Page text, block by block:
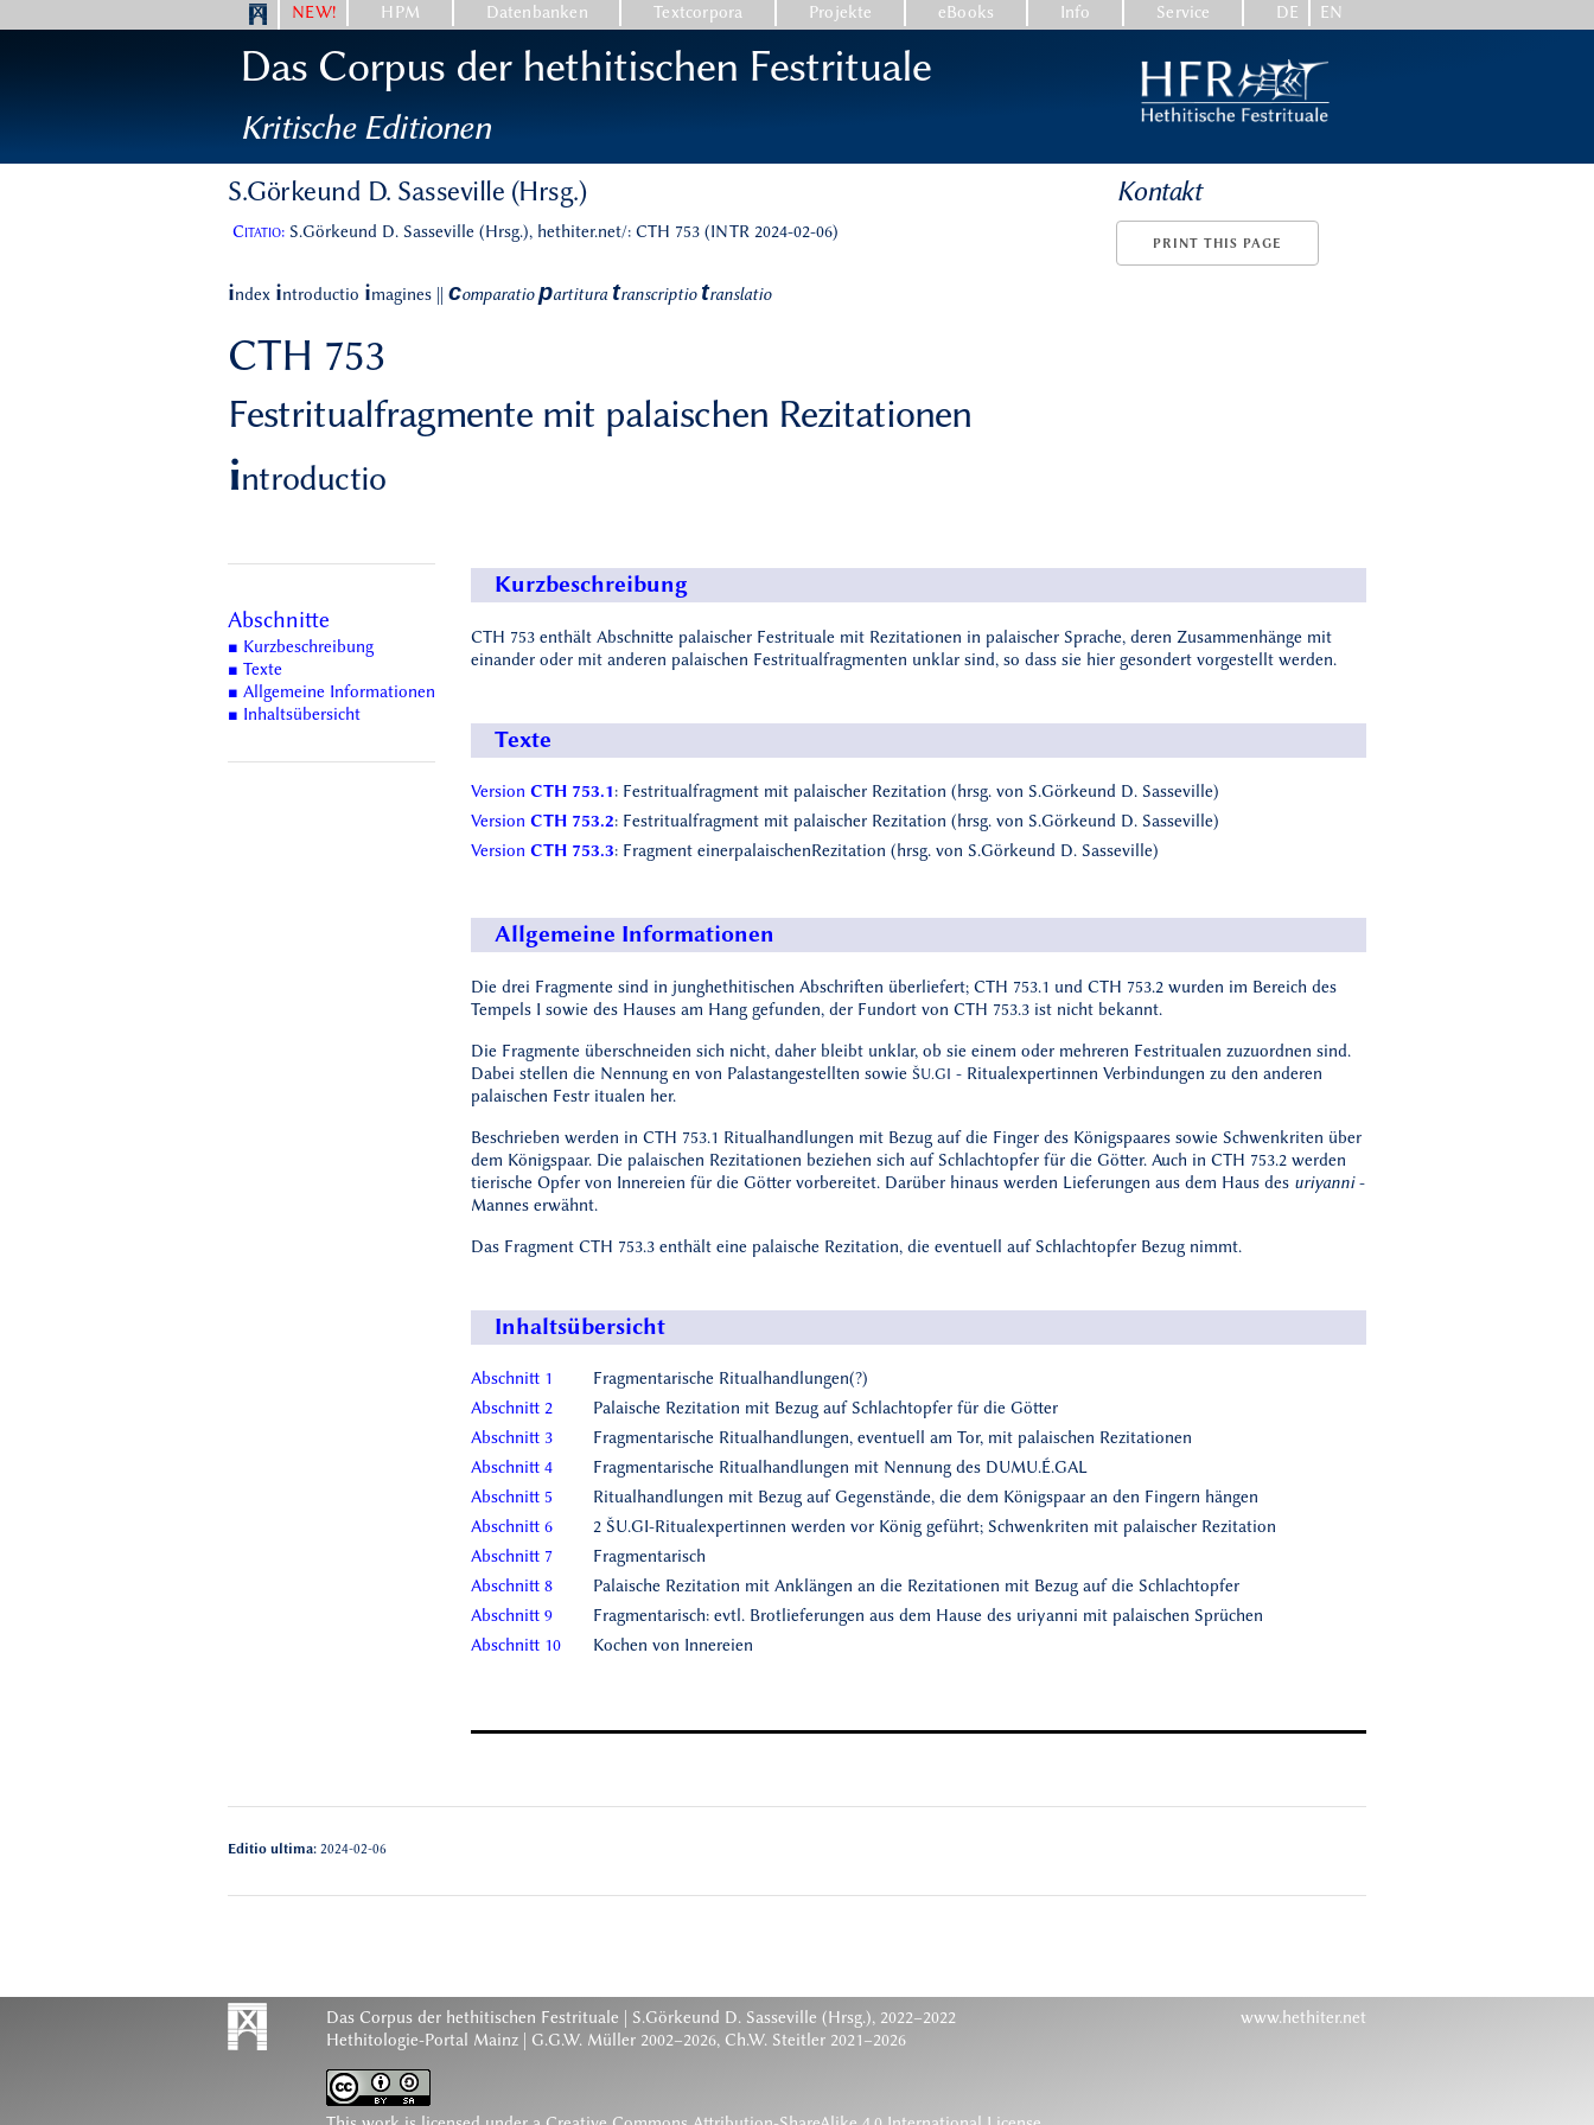
NEW! HPM Datenbanken Textcorpora Projekte eBooks Info Service DE EN
Das Corpus der hethitischen Festrituale
Kritische Editionen
S.Görkeund D. Sasseville (Hrsg.) Kontakt
Citatio: S.Görkeund D. Sasseville (Hrsg.), hethiter.net/: CTH 753 (INTR 2024-02-06)
PRINT THIS PAGE
index introductio imagines comparatiopartitura transcriptio translatio
CTH 753
Festritualfragmente mit palaischen Rezitationen
introductio
Abschnitte
■ Kurzbeschreibung
■ Texte
■ Allgemeine Informationen
■ Inhaltsübersicht
Kurzbeschreibung
CTH 753 enthält Abschnitte palaischer Festrituale mit Rezitationen in palaischer Sprache, deren Zusammenhänge mit
einander oder mit anderen palaischen Festritualfragmenten unklar sind, so dass sie hier gesondert vorgestellt werden.
Texte
Version CTH 753.1: Festritualfragment mit palaischer Rezitation (hrsg. von S.Görkeund D. Sasseville)
Version CTH 753.2: Festritualfragment mit palaischer Rezitation (hrsg. von S.Görkeund D. Sasseville)
Version CTH 753.3: Fragment einerpalaischenRezitation (hrsg. von S.Görkeund D. Sasseville)
Allgemeine Informationen
Die drei Fragmente sind in junghethitischen Abschriften überliefert; CTH 753.1 und CTH 753.2 wurden im Bereich des
Tempels I sowie des Hauses am Hang gefunden, der Fundort von CTH 753.3 ist nicht bekannt.
Die Fragmente überschneiden sich nicht, daher bleibt unklar, ob sie einem oder mehreren Festritualen zuzuordnen sind.
Dabei stellen die Nennung en von Palastangestellten sowie ŠU.GI - Ritualexpertinnen Verbindungen zu den anderen
palaischen Festr itualen her.
Beschrieben werden in CTH 753.1 Ritualhandlungen mit Bezug auf die Finger des Königspaares sowie Schwenkriten über
dem Königspaar. Die palaischen Rezitationen beziehen sich auf Schlachtopfer für die Götter. Auch in CTH 753.2 werden
tierische Opfer von Innereien für die Götter vorbereitet. Darüber hinaus werden Lieferungen aus dem Haus des uriyanni-
Mannes erwähnt.
Das Fragment CTH 753.3 enthält eine palaische Rezitation, die eventuell auf Schlachtopfer Bezug nimmt.
Inhaltsübersicht
Abschnitt 1
Fragmentarische Ritualhandlungen(?)
Abschnitt 2
Palaische Rezitation mit Bezug auf Schlachtopfer für die Götter
Abschnitt 3
Fragmentarische Ritualhandlungen, eventuell am Tor, mit palaischen Rezitationen
Abschnitt 4
Fragmentarische Ritualhandlungen mit Nennung des DUMU.É.GAL
Abschnitt 5
Ritualhandlungen mit Bezug auf Gegenstände, die dem Königspaar an den Fingern hängen
Abschnitt 6
2 ŠU.GI-Ritualexpertinnen werden vor König geführt; Schwenkriten mit palaischer Rezitation
Abschnitt 7
Fragmentarisch
Abschnitt 8
Palaische Rezitation mit Anklängen an die Rezitationen mit Bezug auf die Schlachtopfer
Abschnitt 9
Fragmentarisch: evtl. Brotlieferungen aus dem Hause des uriyanni mit palaischen Sprüchen
Abschnitt 10
Kochen von Innereien
Editio ultima: 2024-02-06
Das Corpus der hethitischen Festrituale | S.Görkeund D. Sasseville (Hrsg.), 2022–2022
Hethitologie-Portal Mainz | G.G.W. Müller 2002–2026, Ch.W. Steitler 2021–2026
www.hethiter.net